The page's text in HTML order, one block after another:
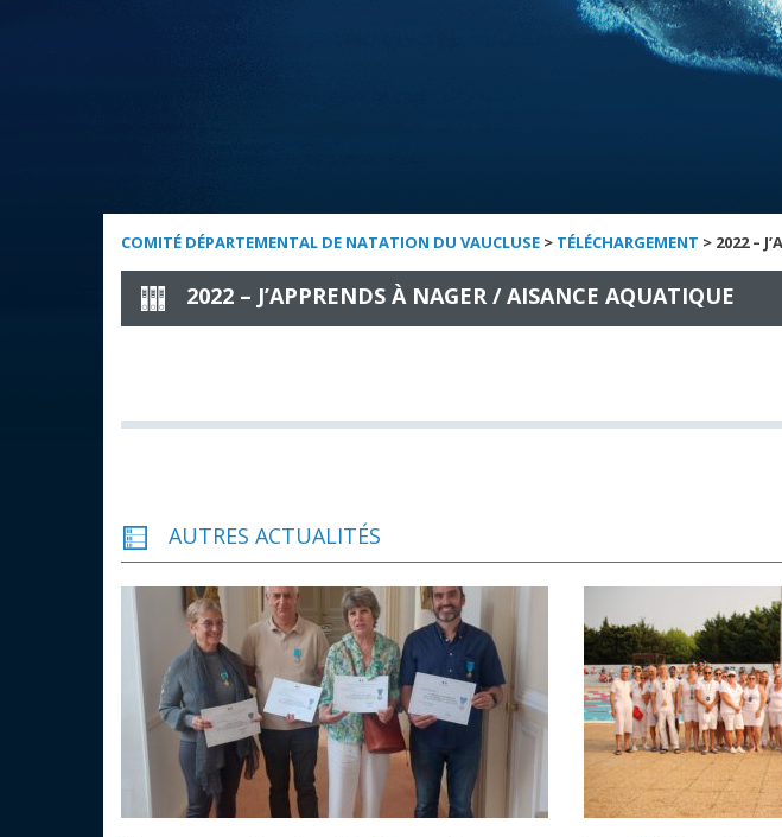
COMITÉ DÉPARTEMENTAL DE NATATION DU VAUCLUSE > TÉLÉCHARGEMENT > 2022 –
2022 – J’APPRENDS À NAGER / AISANCE AQUATIQUE
AUTRES ACTUALITÉS